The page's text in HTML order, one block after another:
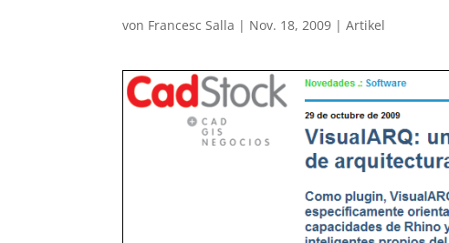
von Francesc Salla | Nov. 18, 2009 |Artikel